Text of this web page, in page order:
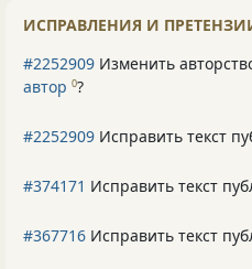
ИСПРАВЛЕНИЯ И
#2252909 Изменить
автор 0?
#2252909 Исправить текст
#374171 Исправить текст
#367716 Исправить текст